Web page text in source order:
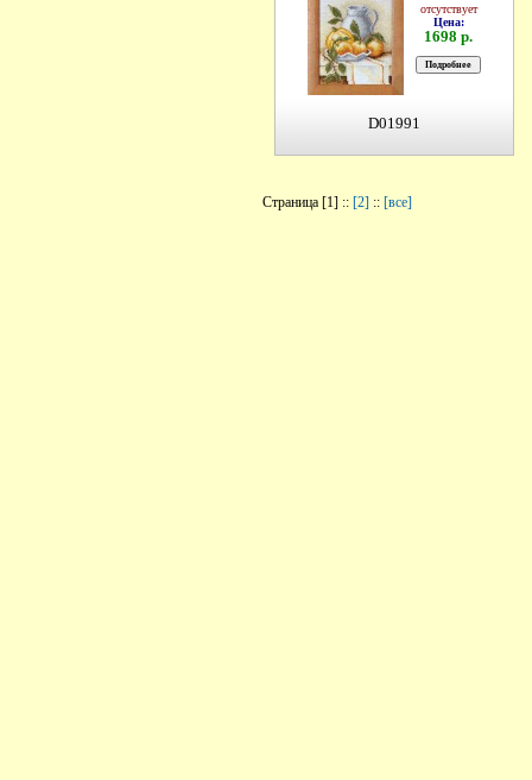
отсутствует
Цена:
1698 р.
D01991
Страница [1] :: [2] :: [все]